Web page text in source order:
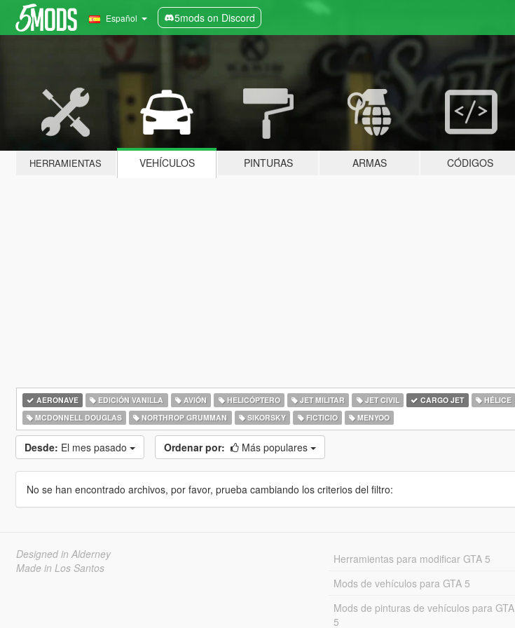
Español 5mods on Discord
HERRAMIENTAS VEHÍCULOS PINTURAS ARMAS CÓDIGOS
AERONAVE EDICIÓN VANILLA AVIÓN HELICÓPTERO JET MILITAR JET CIVIL CARGO JET HÉLICE
MCDONNELL DOUGLAS
NORTHROP GRUMMAN SIKORSKY FICTICIO MENYOO
Desde: El mes pasado Ordenar por: Más populares
No se han encontrado archivos, por favor, prueba cambiando los criterios del filtro:
Designed in Alderney
Made in Los Santos
Herramientas para modificar GTA 5
Mods de vehículos para GTA 5
Mods de pinturas de vehículos para GTA
5